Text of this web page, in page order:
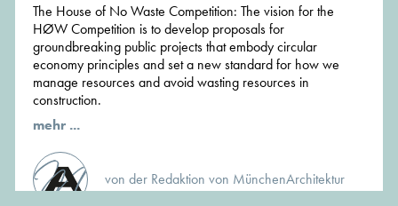
The House of No Waste Competition: The vision for the
HØW Competition is to develop proposals for
groundbreaking public projects that embody circular
economy principles and set a new standard for how we
manage resources and avoid wasting resources in
construction.
mehr ...
von der Redaktion von MünchenArchitektur